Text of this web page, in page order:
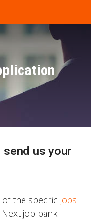
us your
the specific jobs
job bank.